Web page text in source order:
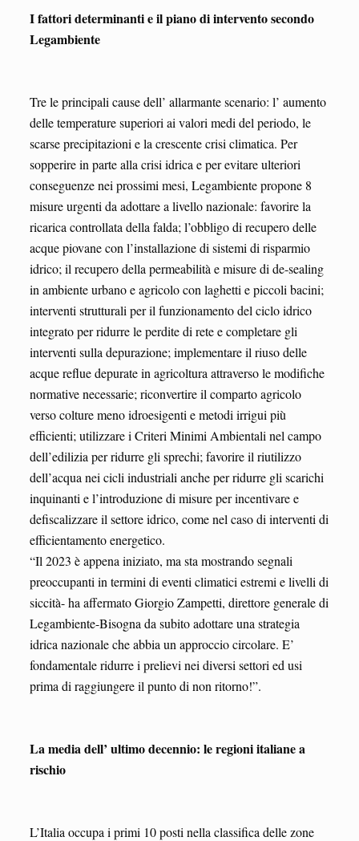
I fattori determinanti e il piano di intervento secondo
Legambiente
Tre le principali cause dell’ allarmante scenario: l’ aumento
delle temperature superiori ai valori medi del periodo, le
scarse precipitazioni e la crescente crisi climatica. Per
sopperire in parte alla crisi idrica e per evitare ulteriori
conseguenze nei prossimi mesi, Legambiente propone 8
misure urgenti da adottare a livello nazionale: favorire la
ricarica controllata della falda; l’obbligo di recupero delle
acque piovane con l’installazione di sistemi di risparmio
idrico; il recupero della permeabilità e misure di de-sealing
in ambiente urbano e agricolo con laghetti e piccoli bacini;
interventi strutturali per il funzionamento del ciclo idrico
integrato per ridurre le perdite di rete e completare gli
interventi sulla depurazione; implementare il riuso delle
acque reflue depurate in agricoltura attraverso le modifiche
normative necessarie; riconvertire il comparto agricolo
verso colture meno idroesigenti e metodi irrigui più
efficienti; utilizzare i Criteri Minimi Ambientali nel campo
dell’edilizia per ridurre gli sprechi; favorire il riutilizzo
dell’acqua nei cicli industriali anche per ridurre gli scarichi
inquinanti e l’introduzione di misure per incentivare e
defiscalizzare il settore idrico, come nel caso di interventi di
efficientamento energetico.
“Il 2023 è appena iniziato, ma sta mostrando segnali
preoccupanti in termini di eventi climatici estremi e livelli di
siccità- ha affermato Giorgio Zampetti, direttore generale di
Legambiente-Bisogna da subito adottare una strategia
idrica nazionale che abbia un approccio circolare. E’
fondamentale ridurre i prelievi nei diversi settori ed usi
prima di raggiungere il punto di non ritorno!”.
La media dell’ ultimo decennio: le regioni italiane a
rischio
L’Italia occupa i primi 10 posti nella classifica delle zone